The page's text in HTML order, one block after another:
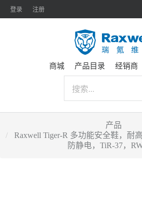
登录 注册
商城 产品目录 经销商
产品
Raxwell Tiger-R 多功能安全鞋，耐
防静电，TiR-37，